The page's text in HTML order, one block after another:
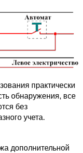
практически
обнаружения, все
без
учета.
дополнительной